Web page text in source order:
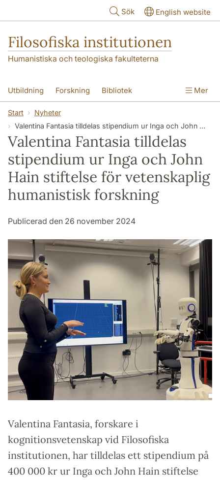
Sök English website
Filosofiska institutionen
Humanistiska och teologiska fakulteterna
Utbildning Forskning Bibliotek
Personal Kontakt
Mer
Start
Nyheter
Valentina Fantasia tilldelas stipendium ur Inga och John Hain stiftelse för vetenskaplig humanistisk forskning
Valentina Fantasia tilldelas
stipendium ur Inga och John
Hain stiftelse för vetenskaplig
humanistisk forskning
Publicerad den 26 november 2024
Valentina Fantasia, forskare i
kognitionsvetenskap vid Filosofiska
institutionen, har tilldelas ett stipendium på
400 000 kr ur Inga och John Hain stiftelse